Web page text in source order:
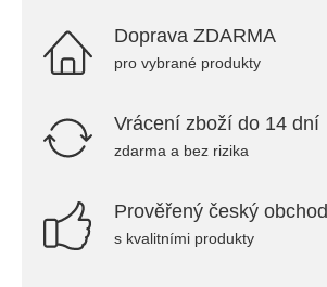
Doprava ZDARMA
pro vybrané produkty
Vrácení zboží do 14 dní
zdarma a bez rizika
Prověřený český obchod
s kvalitními produkty